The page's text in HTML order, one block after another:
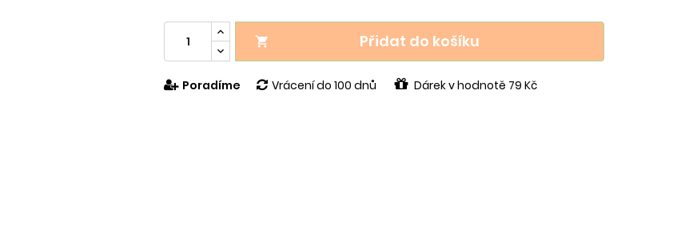
 Přidat do košíku
Poradíme Vrácení do 100 dnů Dárek v hodnotě 79 Kč